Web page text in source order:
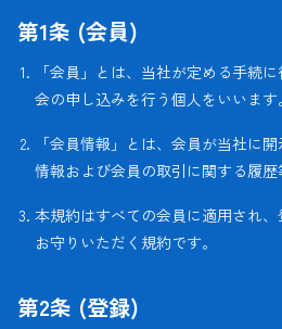
第1条 (会員)
「会員」とは、当社が定める手続
会の申し込みを行う個人をいいます。
「会員情報」とは、会員が当社に
情報および会員の取引に関する履歴
本規約はすべての会員に適用され
お守りいただく規約です。
第2条 (登録)